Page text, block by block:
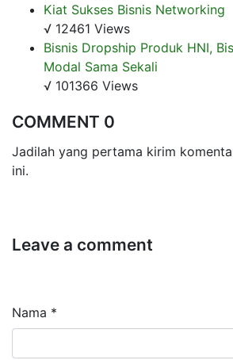
Kiat Sukses Bisnis Networking
√ 12461 Views
Bisnis Dropship Produk HNI,
Modal Sama Sekali
√ 101366 Views
COMMENT 0
Jadilah yang pertama kirim
ini.
Leave a comment
Nama *